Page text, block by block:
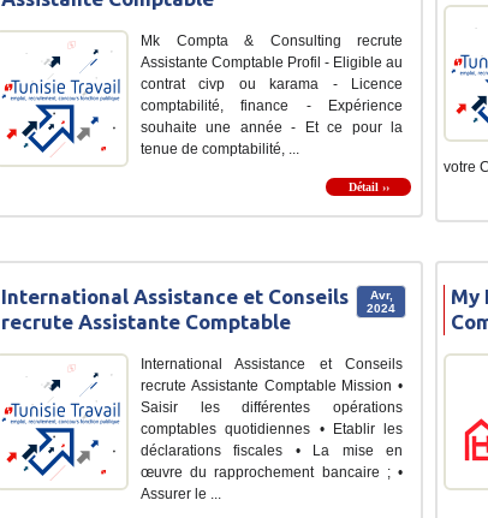
Mk Compta & Consulting recrute
Assistante Comptable Profil - Eligible au
contrat civp ou karama - Licence
comptabilité, finance - Expérience
souhaite une année - Et ce pour la
tenue de comptabilité, ...
Détail ››
votre
Avr,
2024
International Assistance et Conseils
recrute Assistante Comptable
International Assistance et Conseils
recrute Assistante Comptable Mission •
Saisir les différentes opérations
comptables quotidiennes • Etablir les
déclarations fiscales • La mise en
œuvre du rapprochement bancaire ; •
Assurer le ...
My